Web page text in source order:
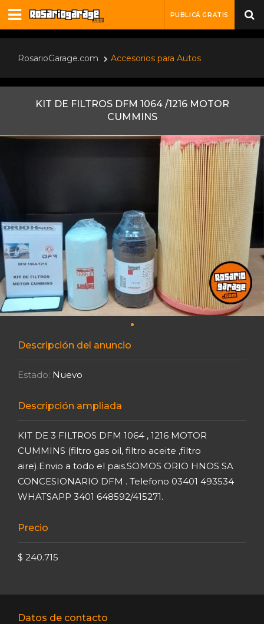
PUBLICÁ GRATIS
RosarioGarage.com Accesorios para Autos
KIT DE FILTROS DFM 1064 /1216 MOTOR
CUMMINS
Descripción del anuncio
Estado: Nuevo
Descripción ampliada
KIT DE 3 FILTROS DFM 1064 , 1216 MOTOR
CUMMINS (filtro gas oil, filtro aceite ,filtro
aire).Envio a todo el pais.SOMOS ORIO HNOS SA
CONCESIONARIO DFM . Telefono 03401 493534
WHATSAPP 3401 648592/415271.
Precio
$ 240.715
Datos de contacto